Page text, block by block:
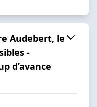
Audebert, le
-
d’avance